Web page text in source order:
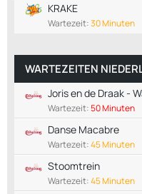
KRAKE
Wartezeit:30 Minuten
WARTEZEITEN
Joris en de Draak -
Wartezeit:50 Minuten
Danse Macabre
Wartezeit:45 Minuten
Stoomtrein
Wartezeit:45 Minuten